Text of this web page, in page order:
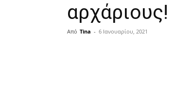
αρχάριους!
Από Tina - 6 Ιανουαρίου, 2021